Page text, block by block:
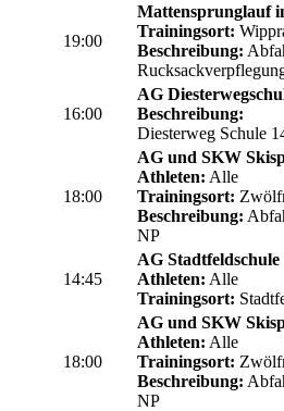
19:00
Mattensprunglauf
Trainingsort:
Beschreibung:
16:00
AG
Beschreibung:
Diesterweg Schule
18:00
AG und SKW
Athleten: Alle
Trainingsort:
Beschreibung:
NP
14:45
AG Stadtfeldschule
Athleten: Alle
Trainingsort:
18:00
AG und SKW
Athleten: Alle
Trainingsort:
Beschreibung:
NP